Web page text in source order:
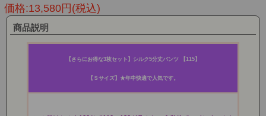
価格:13,580円(税込)
商品説明
【さらにお得な3枚セット】シルク5分丈パンツ 【115】
【Ｓサイズ】★年中快適で人気です。